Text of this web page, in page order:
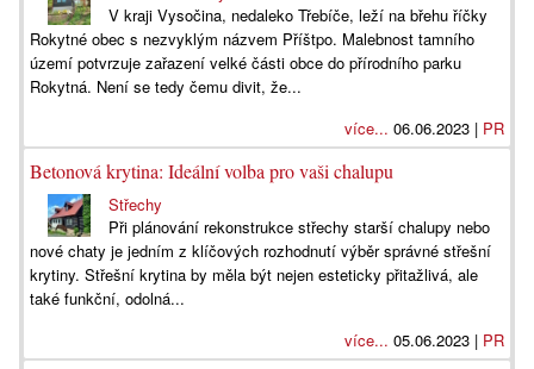
V kraji Vysočina, nedaleko Třebíče, leží na břehu říčky
Rokytné obec s nezvyklým názvem Příštpo. Malebnost tamního
území potvrzuje zařazení velké části obce do přírodního parku
Rokytná. Není se tedy čemu divit, že...
více... 06.06.2023 | PR
Betonová krytina: Ideální volba pro vaši chalupu
Střechy
Při plánování rekonstrukce střechy starší chalupy nebo
nové chaty je jedním z klíčových rozhodnutí výběr správné střešní
krytiny. Střešní krytina by měla být nejen esteticky přitažlivá, ale
také funkční, odolná...
více... 05.06.2023 | PR